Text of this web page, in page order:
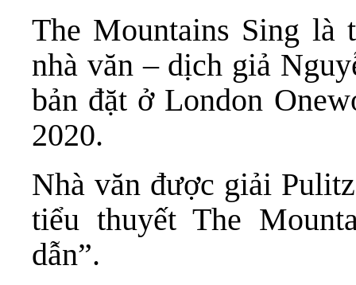
The Mountains Sing là
nhà văn – dịch giả
bản đặt ở London
2020.
Nhà văn được giải
tiểu thuyết The
dẫn”.